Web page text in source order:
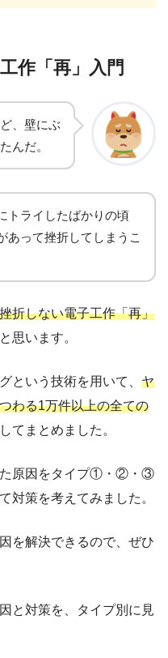
作「再」入門
、壁にぶ
んだ。
トライしたばかりの頃
あって挫折してしまうこ
折しない電子工作「再」
思います。
という技術を用いて、 ヤ
わる1万件以上の全ての
てまとめました。
た原因をタイプ①・②・③
対策を考えてみました。
を解決できるので、ぜひ
と対策を、タイプ別に見